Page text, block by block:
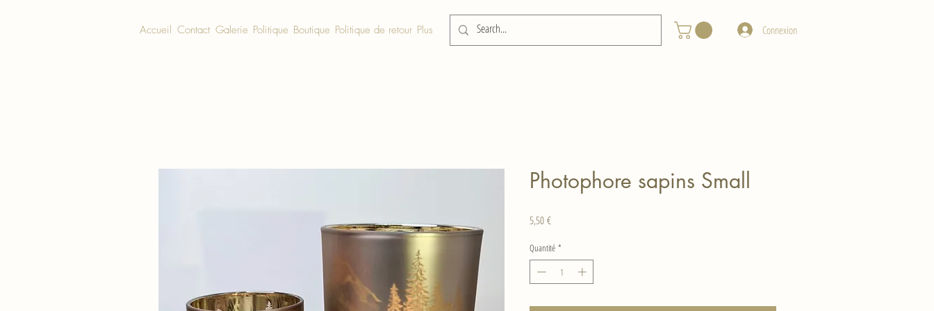
Accueil Contact Galerie Politique Boutique Politique de retour Plus Connexion
Photophore sapins Small
5,50 €Prix
Quantité *